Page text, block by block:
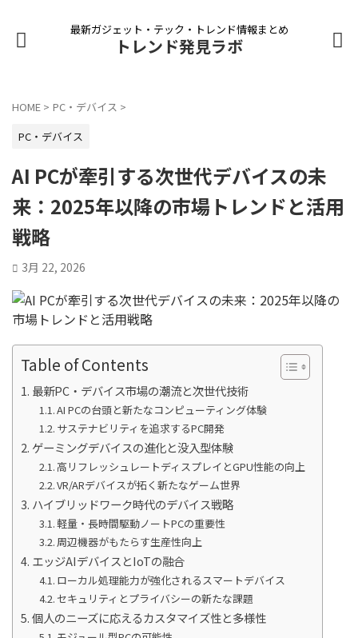
最新ガジェット・テック・トレンド情報まとめ
トレンド発見ラボ
HOME > PC・デバイス >
PC・デバイス
AI PCが牽引する次世代デバイスの未
来：2025年以降の市場トレンドと活用
戦略
3月 22, 2026
Table of Contents
最新PC・デバイス市場の潮流と次世代技術
AI PCの台頭と新たなコンピューティング体験
サステナビリティを追求するPC開発
ゲーミングデバイスの進化と没入型体験
高リフレッシュレートディスプレイとGPU性能の向上
VR/ARデバイスが拓く新たなゲーム世界
ハイブリッドワーク時代のデバイス戦略
軽量・長時間駆動ノートPCの重要性
周辺機器がもたらす生産性向上
エッジAIデバイスとIoTの融合
ローカル処理能力が強化されるスマートデバイス
セキュリティとプライバシーの新たな課題
個人のニーズに応えるカスタマイズ性と多様性